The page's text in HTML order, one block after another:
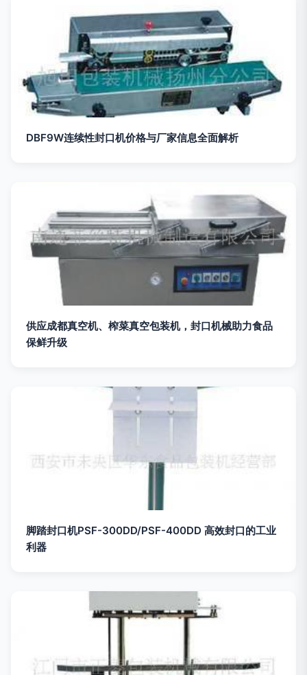
DBF9W连续性封口机价格与厂家信息全面解析
供应成都真空机、榨菜真空包装机，封口机械助力食品
保鲜升级
脚踏封口机PSF-300DD/PSF-400DD 高效封口的工业
利器